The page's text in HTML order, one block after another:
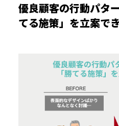
優良顧客の行動パタ
てる施策」を立案で